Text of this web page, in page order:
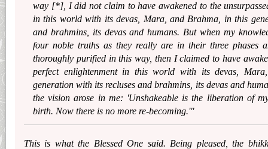
way [*], I did not claim to have awakened to the
in this world with its devas, Mara, and Brahma, in this
and brahmins, its devas and humans. But when my
four noble truths as they really are in their three phases
thoroughly purified in this way, then I claimed to have
perfect enlightenment in this world with its devas,
generation with its recluses and brahmins, its devas and
the vision arose in me: 'Unshakeable is the liberation of
birth. Now there is no more re-becoming.'"
This is what the Blessed One said. Being pleased, the